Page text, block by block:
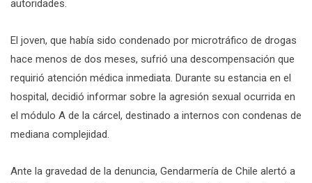
autoridades.
El joven, que había sido condenado por microtráfico de drogas
hace menos de dos meses, sufrió una descompensación que
requirió atención médica inmediata. Durante su estancia en el
hospital, decidió informar sobre la agresión sexual ocurrida en
el módulo A de la cárcel, destinado a internos con condenas de
mediana complejidad.
Ante la gravedad de la denuncia, Gendarmería de Chile alertó a